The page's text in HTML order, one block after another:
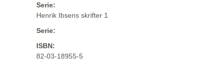
Serie:
Henrik Ibsens skrifter 1
Serie:
ISBN:
82-03-18955-5